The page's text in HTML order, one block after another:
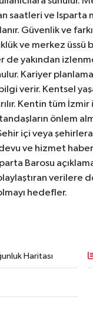
saatleri ve
Güvenlik ve
ve merkez üssü
yakından
Kariyer
verir. Kentsel
Kentin tüm
önlem
içi veya
ve hizmet
Barosu
verilere
hedefler.
Haritası